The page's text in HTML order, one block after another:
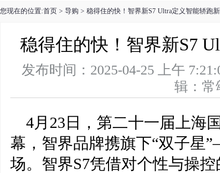
您现在的位置:首页 > 导购 > 稳得住的快！智界新S7 Ultra定义智能轿跑
稳得住的快！智界新S7
发布时间：2025-04-25 上午
辑：
4月23日，第二十一届上海
幕，智界品牌携旗下“双子星
场。智界S7凭借对个性与操